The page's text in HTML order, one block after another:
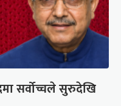
सर्वोच्चले सुरुदेखि